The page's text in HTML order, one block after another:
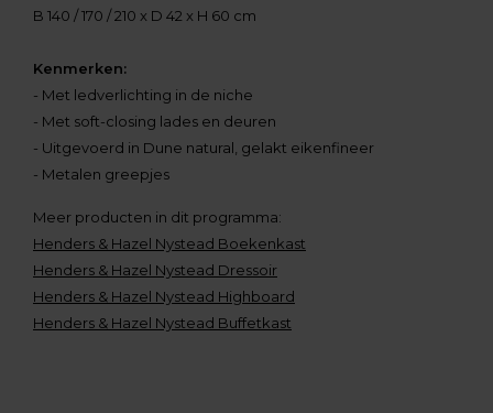
B 140 / 170 / 210 x D 42 x H 60 cm
Kenmerken:
- Met ledverlichting in de niche
- Met soft-closing lades en deuren
- Uitgevoerd in Dune natural, gelakt eikenfineer
- Metalen greepjes
Meer producten in dit programma:
Henders & Hazel Nystead Boekenkast
Henders & Hazel Nystead Dressoir
Henders & Hazel Nystead Highboard
Henders & Hazel Nystead Buffetkast